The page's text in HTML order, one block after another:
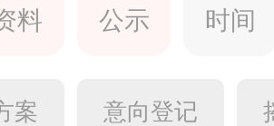
料
公示
时间
案 意向登记